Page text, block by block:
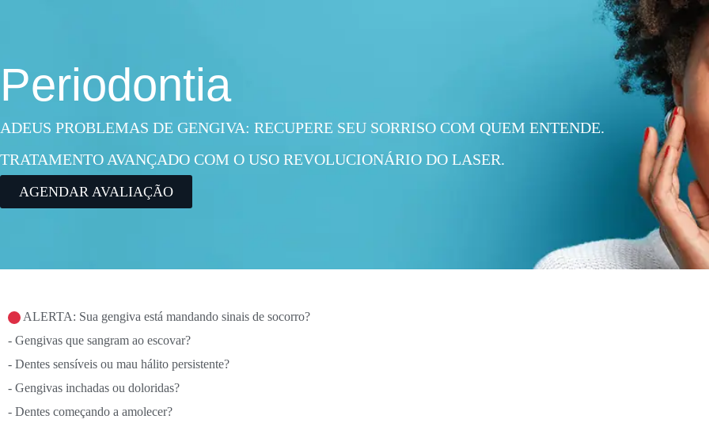
Periodontia
ADEUS PROBLEMAS DE GENGIVA: RECUPERE SEU SORRISO COM QUEM ENTENDE.
TRATAMENTO AVANÇADO COM O USO REVOLUCIONÁRIO DO LASER.
AGENDAR AVALIAÇÃO
ALERTA: Sua gengiva está mandando sinais de socorro?
- Gengivas que sangram ao escovar?
- Dentes sensíveis ou mau hálito persistente?
- Gengivas inchadas ou doloridas?
- Dentes começando a amolecer?